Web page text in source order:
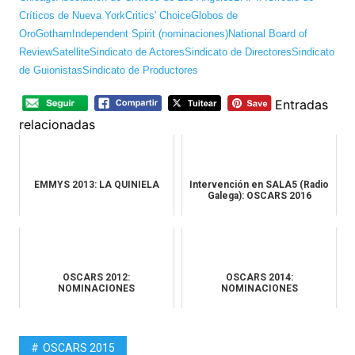
Críticos de Nueva YorkCritics' ChoiceGlobos de
OroGothamIndependent Spirit (nominaciones)National Board of
ReviewSatelliteSindicato de ActoresSindicato de DirectoresSindicato
de GuionistasSindicato de Productores
Entradas
relacionadas
EMMYS 2013: LA QUINIELA
Intervención en SALA5 (Radio
Galega): OSCARS 2016
OSCARS 2012:
NOMINACIONES
OSCARS 2014:
NOMINACIONES
OSCARS 2015